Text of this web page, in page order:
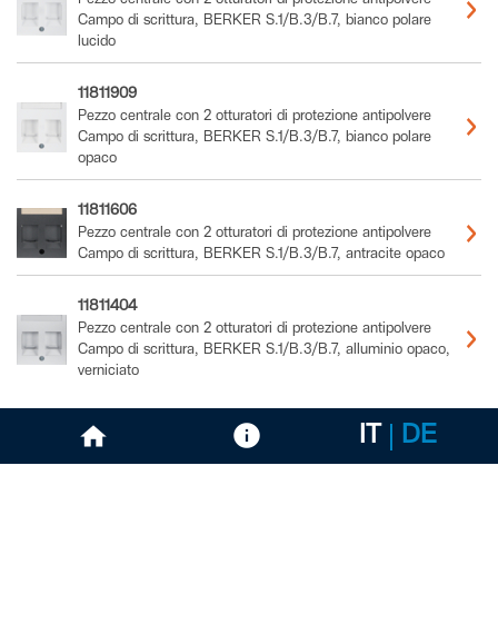
Campo di scrittura, BERKER S.1/B.3/B.7, bianco polare
lucido
11811909
Pezzo centrale con 2 otturatori di protezione antipolvere
Campo di scrittura, BERKER S.1/B.3/B.7, bianco polare
opaco
11811606
Pezzo centrale con 2 otturatori di protezione antipolvere
Campo di scrittura, BERKER S.1/B.3/B.7, antracite opaco
11811404
Pezzo centrale con 2 otturatori di protezione antipolvere
Campo di scrittura, BERKER S.1/B.3/B.7, alluminio opaco,
verniciato
IT DE